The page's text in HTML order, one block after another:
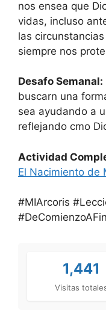
nos ensea que
vidas, incluso
las
siempre nos
Desafo Semanal:
buscarn una
sea ayudando a
reflejando cmo
Actividad
El Nacimiento de
#MIArcoris
#DeComienzoAFin
1,441
Visitas